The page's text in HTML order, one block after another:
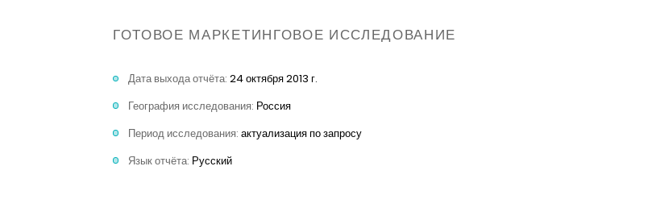
ГОТОВОЕ МАРКЕТИНГОВОЕ ИССЛЕДОВАНИЕ
Дата выхода отчёта: 24 октября 2013 г.
География исследования: Россия
Период исследования: актуализация по запросу
Язык отчёта: Русский